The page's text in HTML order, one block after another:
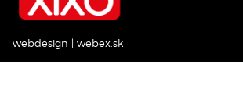
webdesign webex.sk